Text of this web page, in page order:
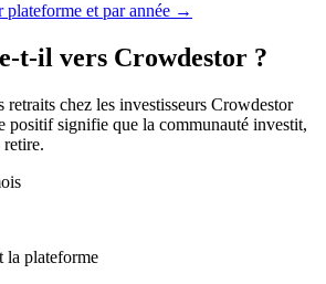
plateforme et par année →
t-il vers Crowdestor ?
retraits chez les investisseurs Crowdestor
positif signifie que la communauté investit,
la plateforme